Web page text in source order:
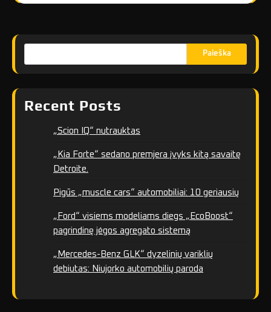
Paieška
Recent Posts
„Scion IQ“ nutrauktas
„Kia Forte“ sedano premjera įvyks kitą savaitę
Detroite.
Pigūs „muscle cars“ automobiliai: 10 geriausių
„Ford“ visiems modeliams diegs „EcoBoost“
pagrindinę jėgos agregato sistemą
„Mercedes-Benz GLK“ dyzelinių variklių
debiutas: Niujorko automobilių paroda